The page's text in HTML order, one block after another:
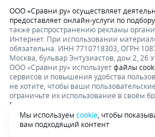
ООО «Сравни.ру» осуществляет
предоставляет онлайн-услуги по
также распространению рекламы
Интернет. При использовании
обязательна. ИНН 7710718303, ОГРН
Москва, бульвар Энтузиастов, дом 2, 26
ООО «Сравни.ру» используетфайлы
сервисов и повышения удобства
не хотите, чтобы ваши
ограничьте их использование в своём
Подробнее об условиях. Раскрытие
Мы используем cookie , чтобы
вам подходящий контент